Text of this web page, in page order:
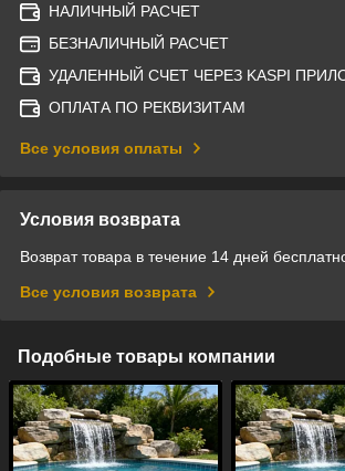
НАЛИЧНЫЙ РАСЧЕТ
БЕЗНАЛИЧНЫЙ РАСЧЕТ
УДАЛЕННЫЙ СЧЕТ ЧЕРЕЗ KASPI
ОПЛАТА ПО РЕКВИЗИТАМ
Все условия оплаты
Условия возврата
Возврат товара в течение 14 дней
Все условия возврата
Подобные товары компании